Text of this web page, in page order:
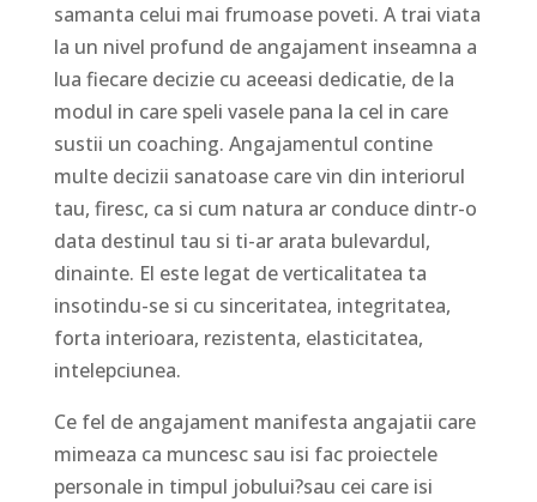
samanta celui mai frumoase poveti. A trai viata
la un nivel profund de angajament inseamna a
lua fiecare decizie cu aceeasi dedicatie, de la
modul in care speli vasele pana la cel in care
sustii un coaching. Angajamentul contine
multe decizii sanatoase care vin din interiorul
tau, firesc, ca si cum natura ar conduce dintr-o
data destinul tau si ti-ar arata bulevardul,
dinainte. El este legat de verticalitatea ta
insotindu-se si cu sinceritatea, integritatea,
forta interioara, rezistenta, elasticitatea,
intelepciunea.
Ce fel de angajament manifesta angajatii care
mimeaza ca muncesc sau isi fac proiectele
personale in timpul jobului?sau cei care isi